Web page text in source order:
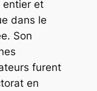
entier et
dans le
Son
furent
en